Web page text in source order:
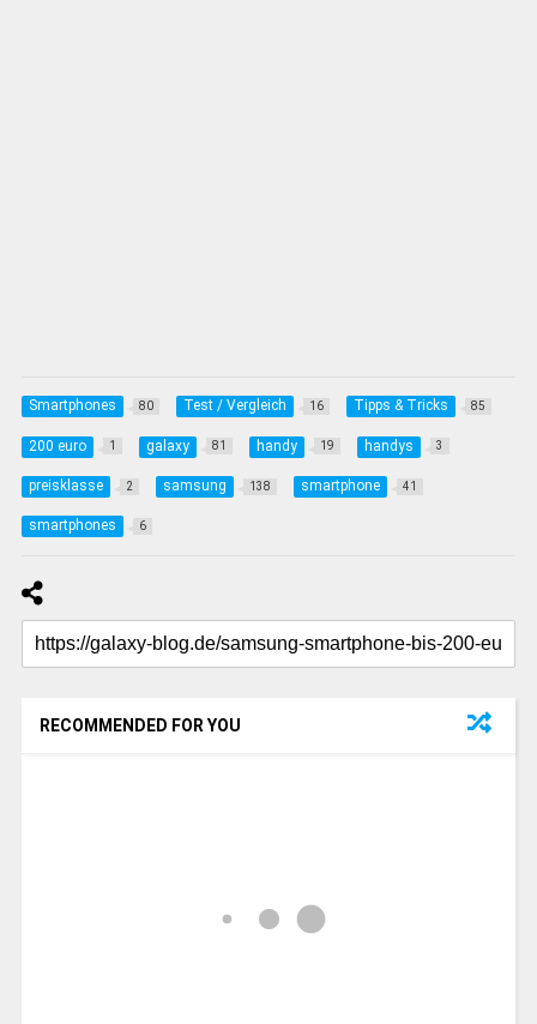
Smartphones 80 Test / Vergleich 16 Tipps & Tricks 85
200 euro 1 galaxy 81 handy 19 handys 3
preisklasse 2 samsung 138 smartphone 41
smartphones 6
RECOMMENDED FOR YOU